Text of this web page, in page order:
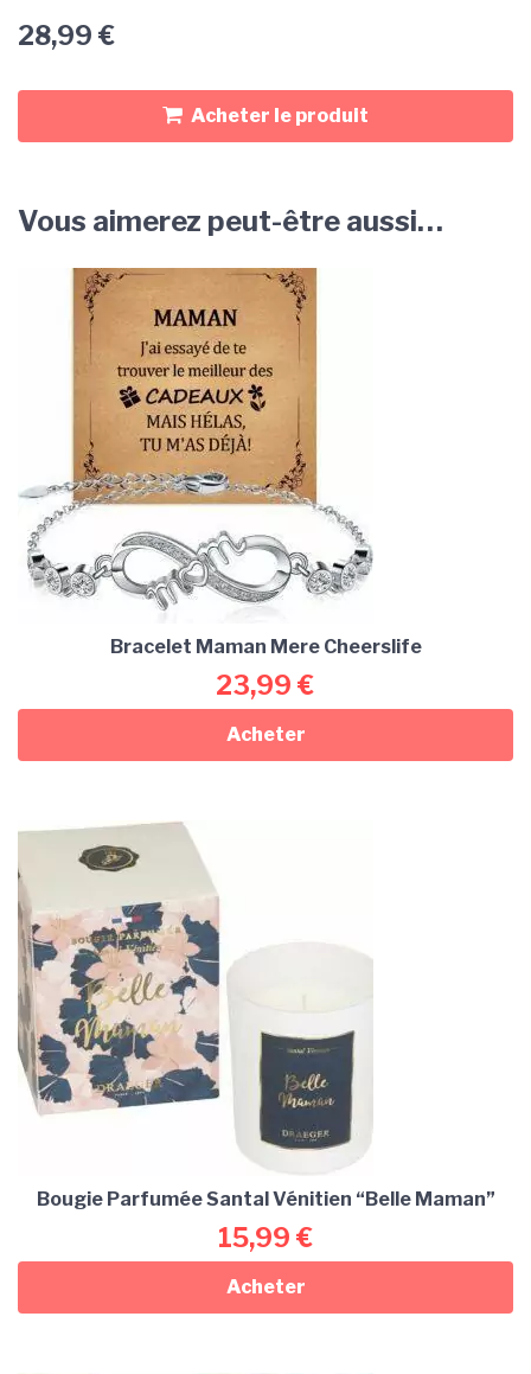
28,99 €
Acheter le produit
Vous aimerez peut-être aussi…
Bracelet Maman Mere Cheerslife
23,99 €
Acheter
Bougie Parfumée Santal Vénitien “Belle Maman”
15,99 €
Acheter